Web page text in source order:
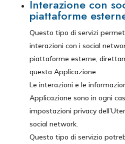
Interazione con
piattaforme
Questo tipo di servizi
interazioni con i social
piattaforme esterne,
questa Applicazione.
Le interazioni e le
Applicazione sono in ogni
impostazioni privacy
social network.
Questo tipo di servizio